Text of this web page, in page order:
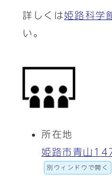
詳しくは姫路科学
い。
所在地
姫路市青山
別ウィンドウで開く